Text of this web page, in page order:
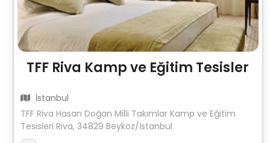
TFF Riva Kamp ve Eğitim Tesisler
İstanbul
TFF Riva Hasan Doğan Milli Takımlar Kamp ve Eğitim
Tesisleri Riva, 34829 Beykoz/İstanbul